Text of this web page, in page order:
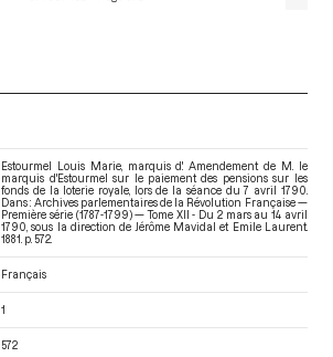
Estourmel Louis Marie, marquis d'. Amendement de M. le
marquis d'Estourmel sur le paiement des pensions sur les
fonds de la loterie royale, lors de la séance du 7 avril 1790.
Dans : Archives parlementaires de la Révolution Française —
Première série (1787-1799) — Tome XII - Du 2 mars au 14 avril
1790 , sous la direction de Jérôme Mavidal et Emile Laurent.
1881. p. 572.
Français
1
572